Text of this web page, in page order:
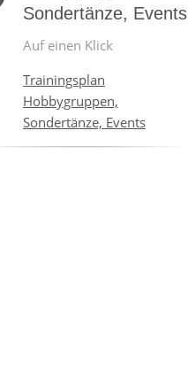
Sondertänze, Events
Auf einen Klick
Trainingsplan
Hobbygruppen,
Sondertänze, Events